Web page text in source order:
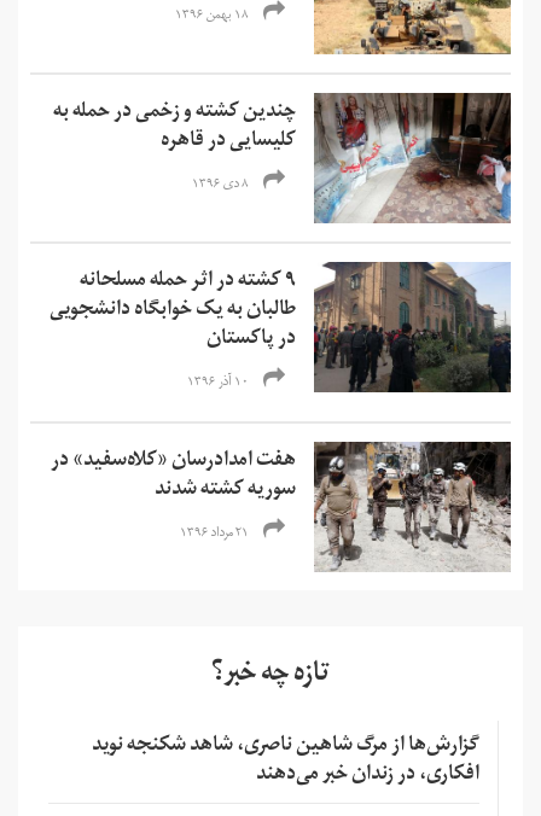
۱۸ بهمن ۱۳۹۶
چندین کشته و زخمی در حمله به
کلیسایی در قاهره
۸ دی ۱۳۹۶
۹ کشته در اثر حمله مسلحانه
طالبان به یک خوابگاه دانشجویی
در پاکستان
۱۰ آذر ۱۳۹۶
هفت امدادرسان «کلاه‌سفید» در
سوریه کشته شدند
۲۱ مرداد ۱۳۹۶
تازه چه خبر؟
گزارش‌ها از مرگ شاهین ناصری، شاهد شکنجه نوید
افکاری، در زندان خبر می‌دهند